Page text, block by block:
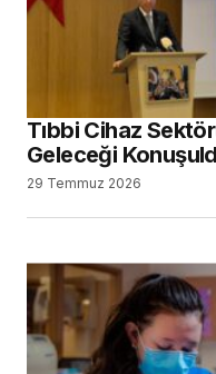
Tıbbi Cihaz
Geleceği
29 Temmuz 2026